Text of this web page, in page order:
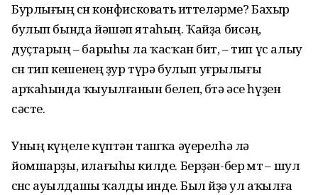
Бурлығың өсөн конфисковать иттеләрме? Бахыр
булып бында йәшәп ятаһың. Ҡайҙа бисәң,
дуҫтарың – барыһы ла ҡасҡан бит, – тип үс алыу
өсөн тип кешенең ҙур түрә булып уғрылығы
арҡаһында ҡыуылғанын белеп, бөтә әсе һүҙен
сәсте.
Уның күңеле күптән ташҡа әүерелһә лә
йомшарҙы, илағыһы килде. Берҙән-бер өмөтө – шул
өсөнсө ауылдашы ҡалды инде. Был өйҙә ул аҡылға